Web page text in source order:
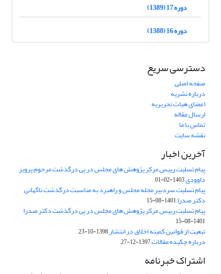
دوره 17 (1389)
دوره 16 (1388)
دسترسی سریع
صفحه اصلی
درباره نشریه
اعضای هیات تحریریه
ارسال مقاله
تماس با ما
نقشه سایت
آخرین اخبار
پیام تسلیت رییس مرکز پژوهش های مجلس در پی درگذشت مرحوم پرویز
داوودی1403-02-01
پیام تسلیت سردبیر مجله مجلس و راهبرد به مناسبت درگذشت ناگهانی
دکتر صدرا1401-08-15
پیام تسلیت رییس مرکز پژوهش های مجلس در پی درگذشت دکتر صدرا
1401-08-15
تبعیت از قوانین کمیته اخلاق در انتشار1398-10-23
درباره چکیده مقالات1397-12-27
اشتراک خبرنامه